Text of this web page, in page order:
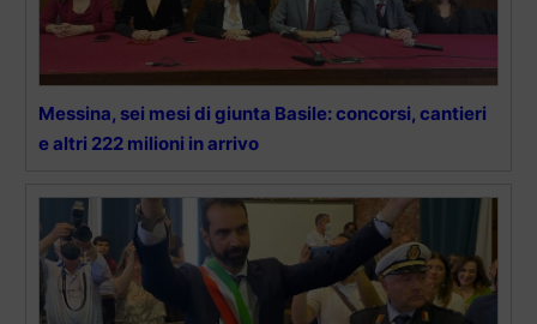
Messina, sei mesi di giunta Basile: concorsi, cantieri
e altri 222 milioni in arrivo